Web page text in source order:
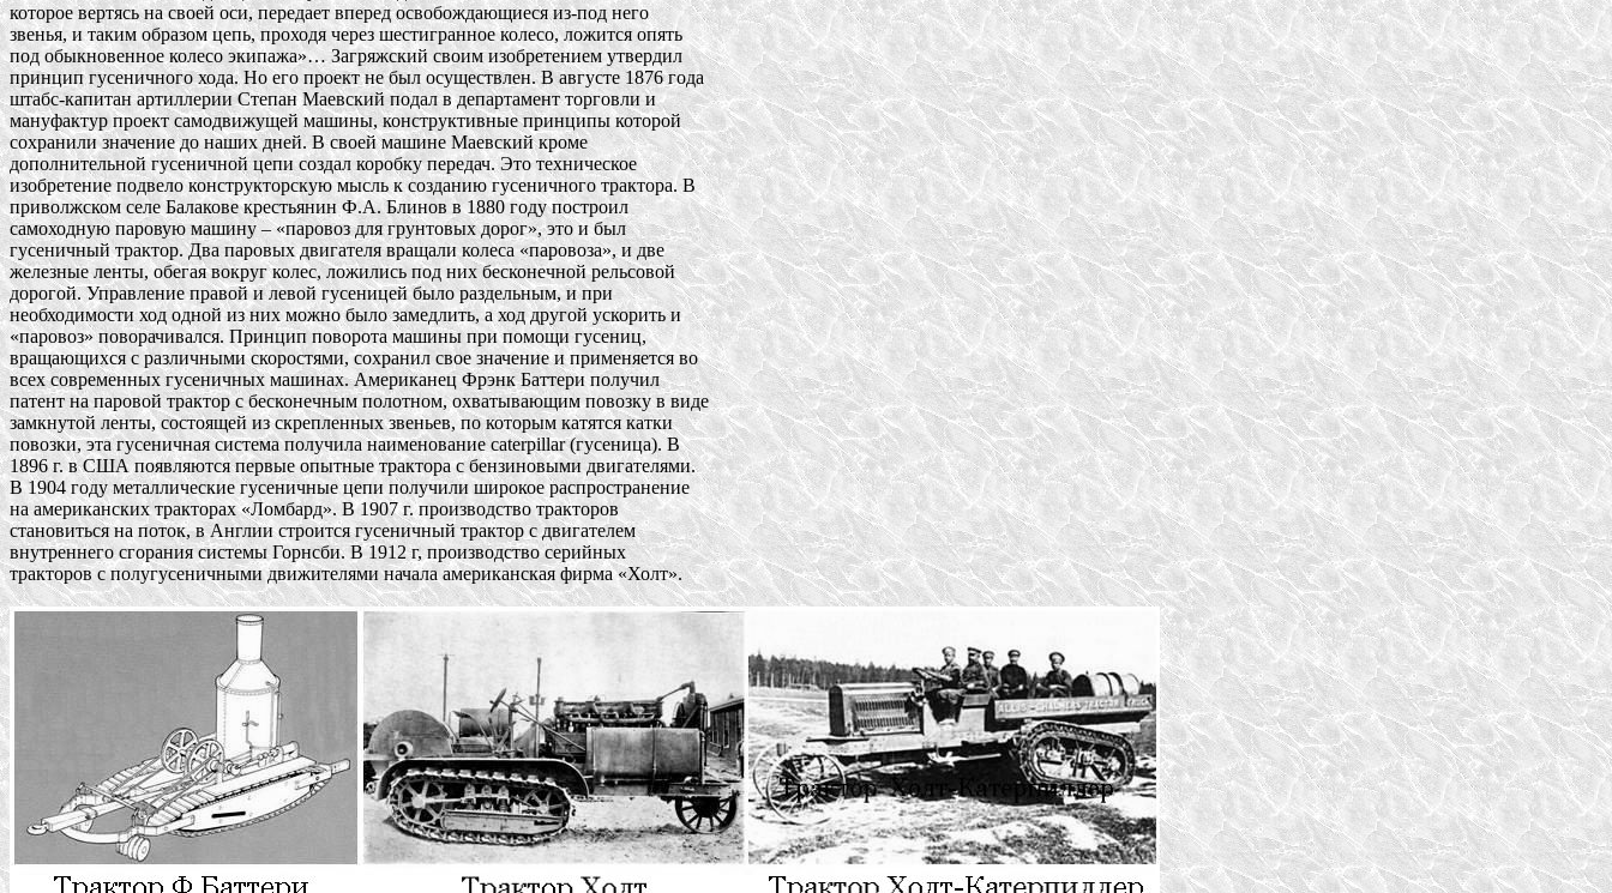
которое вертясь на своей оси, передает вперед освобождающиеся из-под него
звенья, и таким образом цепь, проходя через шестигранное колесо, ложится опять
под обыкновенное колесо экипажа»… Загряжский своим изобретением утвердил
принцип гусеничного хода. Но его проект не был осуществлен. В августе 1876 года
штабс-капитан артиллерии Степан Маевский подал в департамент торговли и
мануфактур проект самодвижущей машины, конструктивные принципы которой
сохранили значение до наших дней. В своей машине Маевский кроме
дополнительной гусеничной цепи создал коробку передач. Это техническое
изобретение подвело конструкторскую мысль к созданию гусеничного трактора. В
приволжском селе Балакове крестьянин Ф.А. Блинов в 1880 году построил
самоходную паровую машину – «паровоз для грунтовых дорог», это и был
гусеничный трактор. Два паровых двигателя вращали колеса «паровоза», и две
железные ленты, обегая вокруг колес, ложились под них бесконечной рельсовой
дорогой. Управление правой и левой гусеницей было раздельным, и при
необходимости ход одной из них можно было замедлить, а ход другой ускорить и
«паровоз» поворачивался. Принцип поворота машины при помощи гусениц,
вращающихся с различными скоростями, сохранил свое значение и применяется во
всех современных гусеничных машинах. Американец Фрэнк Баттери получил
патент на паровой трактор с бесконечным полотном, охватывающим повозку в виде
замкнутой ленты, состоящей из скрепленных звеньев, по которым катятся катки
повозки, эта гусеничная система получила наименование caterpillar (гусеница). В
1896 г. в США появляются первые опытные трактора с бензиновыми двигателями.
В 1904 году металлические гусеничные цепи получили широкое распространение
на американских тракторах «Ломбард». В 1907 г. производство тракторов
становиться на поток, в Англии строится гусеничный трактор с двигателем
внутреннего сгорания системы Горнсби. В 1912 г, производство серийных
тракторов с полугусеничными движителями начала американская фирма «Холт».